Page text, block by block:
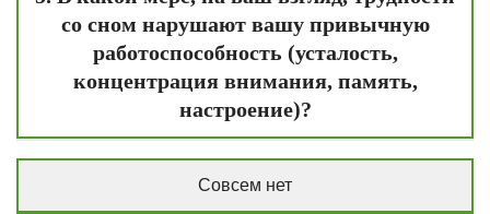
со сном нарушают вашу привычную
работоспособность (усталость,
концентрация внимания, память,
настроение)?
Совсем нет